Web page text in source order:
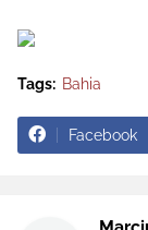
Tags: Bahia
Facebook